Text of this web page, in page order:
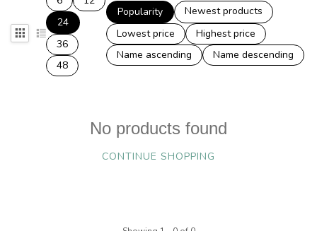
24
36
48
Popularity
Newest products
Lowest price
Highest price
Name ascending
Name descending
No products found
CONTINUE SHOPPING